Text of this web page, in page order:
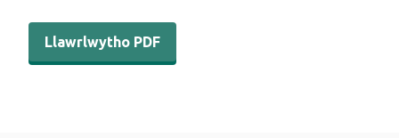
Llawrlwytho PDF - Adroddiad chwarterol COVER -
Llawrlwytho PDF